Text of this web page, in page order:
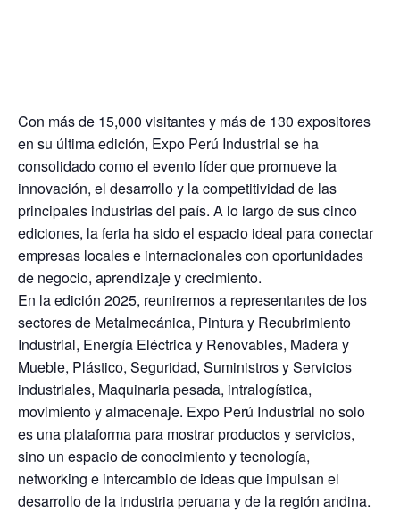
Con más de 15,000 visitantes y más de 130 expositores
en su última edición, Expo Perú Industrial se ha
consolidado como el evento líder que promueve la
innovación, el desarrollo y la competitividad de las
principales industrias del país. A lo largo de sus cinco
ediciones, la feria ha sido el espacio ideal para conectar
empresas locales e internacionales con oportunidades
de negocio, aprendizaje y crecimiento.
En la edición 2025, reuniremos a representantes de los
sectores de Metalmecánica, Pintura y Recubrimiento
Industrial, Energía Eléctrica y Renovables, Madera y
Mueble, Plástico, Seguridad, Suministros y Servicios
industriales, Maquinaria pesada, intralogística,
movimiento y almacenaje. Expo Perú Industrial no solo
es una plataforma para mostrar productos y servicios,
sino un espacio de conocimiento y tecnología,
networking e intercambio de ideas que impulsan el
desarrollo de la industria peruana y de la región andina.